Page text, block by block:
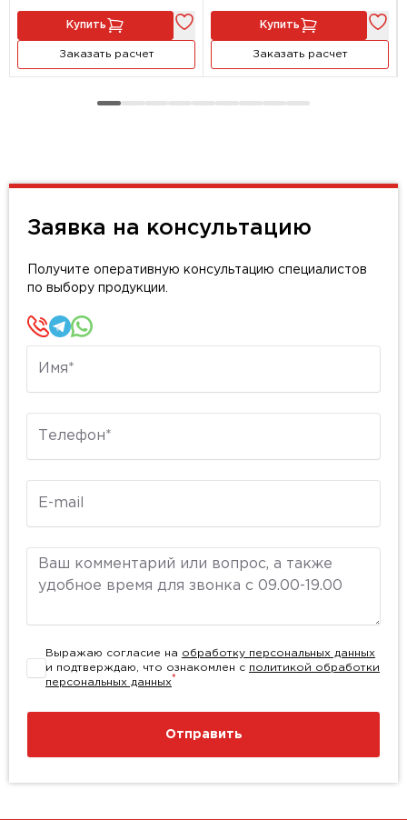
Купить
Заказать расчет
Купить
Заказать расчет
Заявка на консультацию
Получите оперативную консультацию специалистов
по выбору продукции.
Комментарий
Выражаю согласие на обработку персональных данных
и подтверждаю, что ознакомлен с политикой обработки
персональных данных*
Отправить